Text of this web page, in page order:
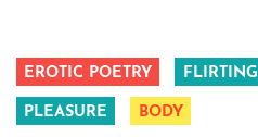
EROTIC POETRY FLIRTING
PLEASURE BODY